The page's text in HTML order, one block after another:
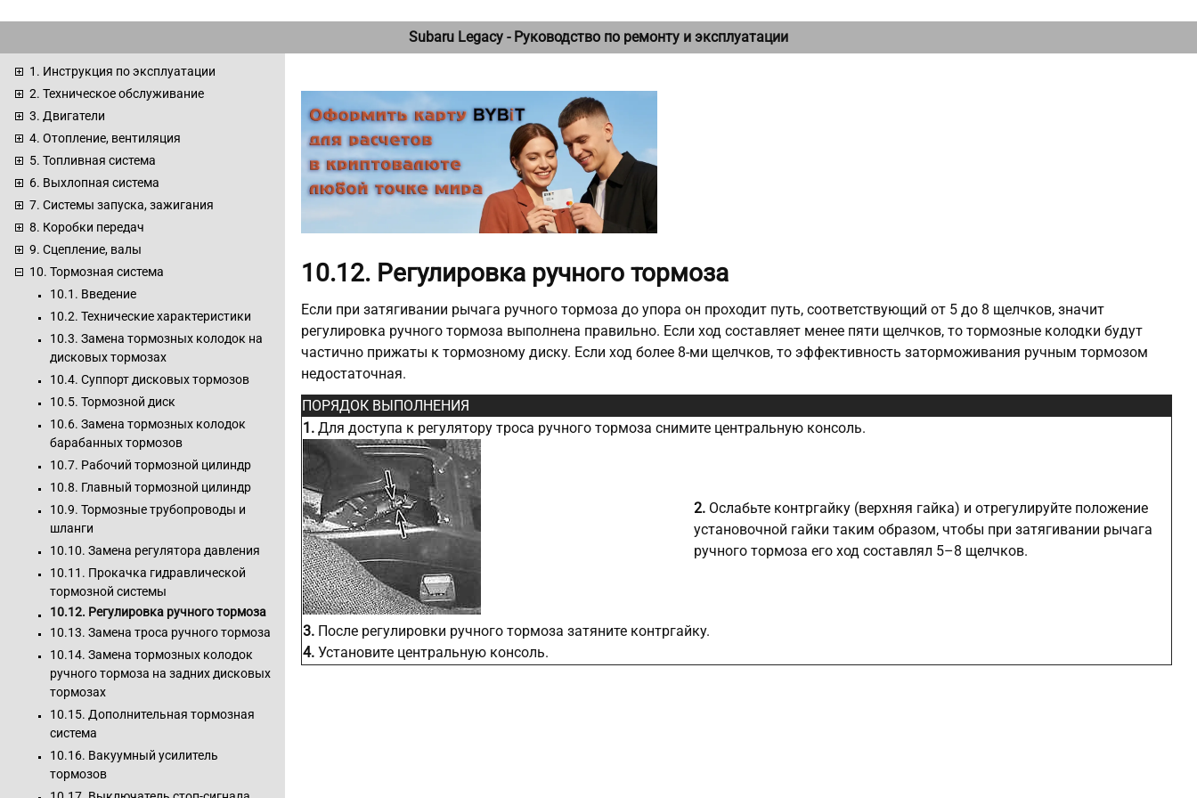
Subaru Legacy - Руководство по ремонту и эксплуатации
1. Инструкция по эксплуатации
2. Техническое обслуживание
3. Двигатели
4. Отопление, вентиляция
5. Топливная система
6. Выхлопная система
7. Системы запуска, зажигания
8. Коробки передач
9. Сцепление, валы
10. Тормозная система
10.1. Введение
10.2. Технические характеристики
10.3. Замена тормозных колодок на
дисковых тормозах
10.4. Суппорт дисковых тормозов
10.5. Тормозной диск
10.6. Замена тормозных колодок
барабанных тормозов
10.7. Рабочий тормозной цилиндр
10.8. Главный тормозной цилиндр
10.9. Тормозные трубопроводы и
шланги
10.10. Замена регулятора давления
10.11. Прокачка гидравлической
тормозной системы
10.12. Регулировка ручного тормоза
10.13. Замена троса ручного тормоза
10.14. Замена тормозных колодок
ручного тормоза на задних дисковых
тормозах
10.15. Дополнительная тормозная
система
10.16. Вакуумный усилитель
тормозов
10.12. Регулировка ручного тормоза
Если при затягивании рычага ручного тормоза до упора он проходит путь, соответствующий от 5 до 8 щелчков, значит
регулировка ручного тормоза выполнена правильно. Если ход составляет менее пяти щелчков, то тормозные колодки будут
частично прижаты к тормозному диску. Если ход более 8-ми щелчков, то эффективность заторможивания ручным тормозом
недостаточная.
ПОРЯДОК ВЫПОЛНЕНИЯ
1. Для доступа к регулятору троса ручного тормоза снимите центральную консоль.
2. Ослабьте контргайку (верхняя гайка) и отрегулируйте положение
установочной гайки таким образом, чтобы при затягивании рычага
ручного тормоза его ход составлял 5–8 щелчков.
3. После регулировки ручного тормоза затяните контргайку.
4. Установите центральную консоль.